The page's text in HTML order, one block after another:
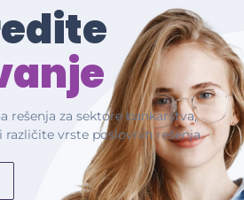
rešenja za sektore bankarstva,
različite vrste poslovnih rešenja.